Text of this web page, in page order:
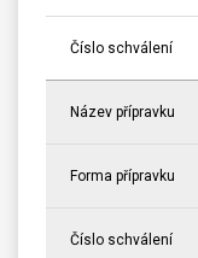
Číslo schválení
Název přípravku
Forma přípravku
Číslo schválení